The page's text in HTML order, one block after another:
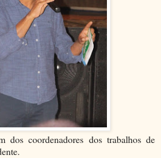
dos coordenadores dos trabalhos de